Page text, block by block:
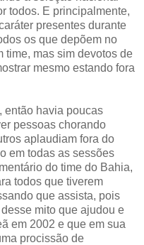
todos. E principalmente,
presentes durante
os que depõem no
time, mas sim devotos de
mesmo estando fora
então havia poucas
pessoas chorando
aplaudiam fora do
em todas as sessões
do time do Bahia,
todos que tiverem
que assista, pois
mito que ajudou e
em 2002 e que em sua
procissão de